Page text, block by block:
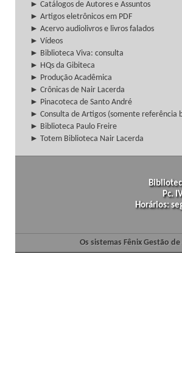
► Catálogos de Autores e Assuntos
► Artigos eletrônicos em PDF
► Acervo audiolivros e livros falados
► Vídeos
► Biblioteca Viva: consulta
► HQs da Gibiteca
► Produção Acadêmica
► Crônicas de Nair Lacerda
► Pinacoteca de Santo André
► Consulta de Artigos (somente referência
► Biblioteca Paulo Freire
► Totem Biblioteca Nair Lacerda
Pc.
Horários:
Os sistemas Fênix Gestão